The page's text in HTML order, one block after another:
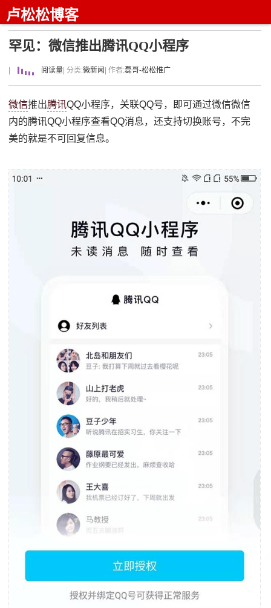
卢松松博客
罕见：微信推出腾讯QQ小程序
阅读量 | 分类:微新闻 | 作者:磊哥-松松推广
微信推出腾讯QQ小程序，关联QQ号，即可通过微信微信
内的腾讯QQ小程序查看QQ消息，还支持切换账号，不完
美的就是不可回复信息。